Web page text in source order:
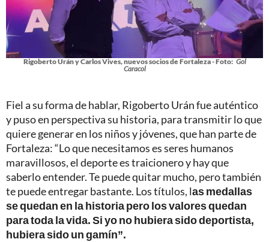
Rigoberto Urán y Carlos Vives, nuevos socios de Fortaleza - Foto: Gol
Caracol
Fiel a su forma de hablar, Rigoberto Urán fue auténtico
y puso en perspectiva su historia, para transmitir lo que
quiere generar en los niños y jóvenes, que han parte de
Fortaleza: “Lo que necesitamos es seres humanos
maravillosos, el deporte es traicionero y hay que
saberlo entender. Te puede quitar mucho, pero también
te puede entregar bastante. Los títulos, las medallas
se quedan en la historia pero los valores quedan
para toda la vida. Si yo no hubiera sido deportista,
hubiera sido un gamín”.